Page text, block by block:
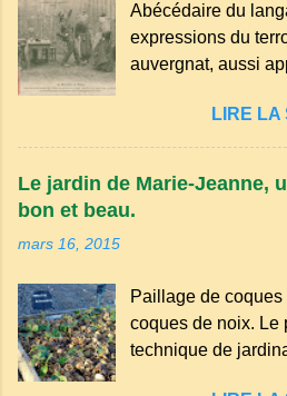
Abécédaire du
expressions du
auvergnat, aussi
principalement en
certaines parties
appartient à la
et est classé parmi
Par exemple, on
comme "agourer"
(âne, utilisé aussi
LIRE LA
Le jardin de Marie-Jeanne,
bon et beau.
mars 16, 2015
Paillage de
coques de noix. Le
technique de